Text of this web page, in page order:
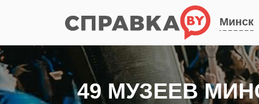
Минск
49 МУЗЕЕВ